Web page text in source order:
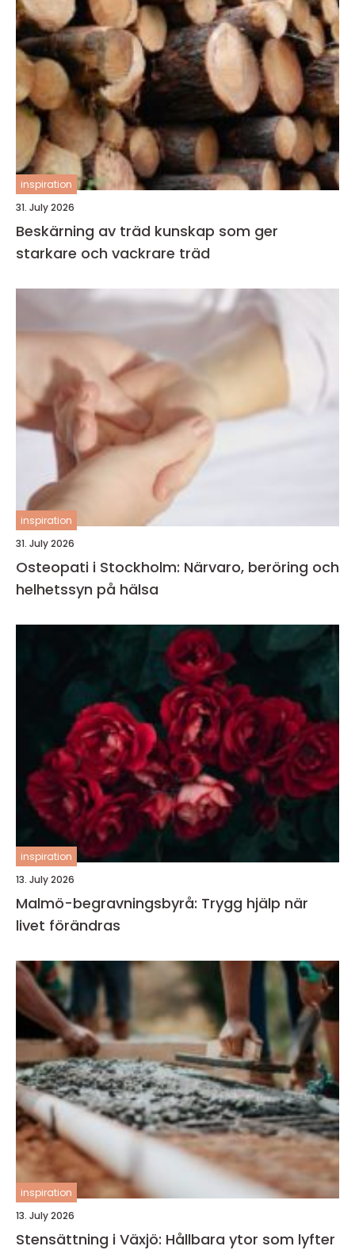
inspiration
31. July 2026
Beskärning av träd kunskap som ger
starkare och vackrare träd
inspiration
31. July 2026
Osteopati i Stockholm: Närvaro, beröring och
helhetssyn på hälsa
inspiration
13. July 2026
Malmö-begravningsbyrå: Trygg hjälp när
livet förändras
inspiration
13. July 2026
Stensättning i Växjö: Hållbara ytor som lyfter